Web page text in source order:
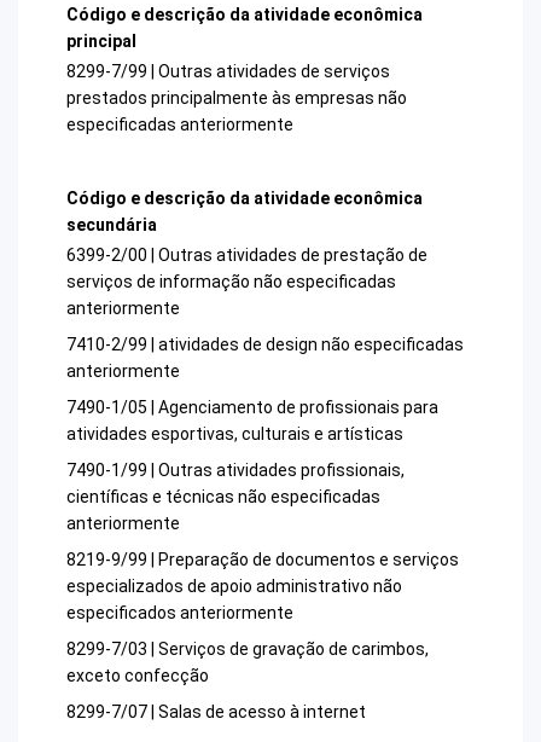
Código e descrição da atividade econômica
principal
8299-7/99 | Outras atividades de serviços
prestados principalmente às empresas não
especificadas anteriormente
Código e descrição da atividade econômica
secundária
6399-2/00 | Outras atividades de prestação de
serviços de informação não especificadas
anteriormente
7410-2/99 | atividades de design não especificadas
anteriormente
7490-1/05 | Agenciamento de profissionais para
atividades esportivas, culturais e artísticas
7490-1/99 | Outras atividades profissionais,
científicas e técnicas não especificadas
anteriormente
8219-9/99 | Preparação de documentos e serviços
especializados de apoio administrativo não
especificados anteriormente
8299-7/03 | Serviços de gravação de carimbos,
exceto confecção
8299-7/07 | Salas de acesso à internet